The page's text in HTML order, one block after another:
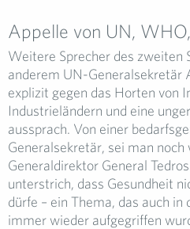
Appelle von UN,
Weitere Sprecher des zweiten
anderem UN-Generalsekretär
explizit gegen das Horten von
Industrieländern und eine
aussprach. Von einer
Generalsekretär, sei man
Generaldirektor General
unterstrich, dass Gesundheit
dürfe – ein Thema, das auch in
immer wieder aufgegriffen